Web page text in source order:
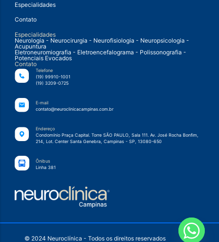
Especialidades
Contato
Especialidades
Neurologia - Neurocirurgia - Neurofisiologia - Neuropsicologia -
Acupuntura
Eletroneuromiografia - Eletroencefalograma - Polissonografia -
Potenciais Evocados
Contato
Telefone
(19) 99910-1001
(19) 3209-0725
E-mail
contato@neuroclinicacampinas.com.br
Endereço
Condomínio Praça Capital. Torre SÃO PAULO, Sala 111. Av. José Rocha Bonfim,
214, Lot. Center Santa Genebra, Campinas - SP, 13080-650
Ônibus
Linha 381
© 2024 Neuroclínica - Todos os direitos reservados